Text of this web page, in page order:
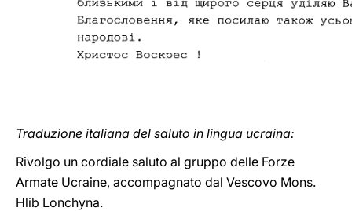
Traduzione italiana del saluto in lingua ucraina:
Rivolgo un cordiale saluto al gruppo delle Forze
Armate Ucraine, accompagnato dal Vescovo Mons.
Hlib Lonchyna.